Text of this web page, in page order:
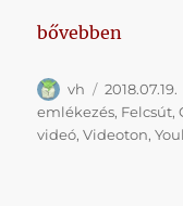
„Napikispest
bővebben
Szerző
vh Közzétéve
2018.07.19.
emlékezés, Felcsút,
videó,Videoton,